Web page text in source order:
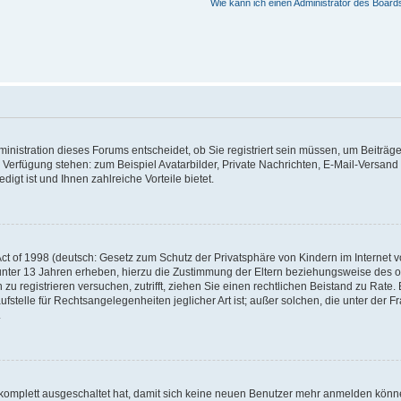
Wie kann ich einen Administrator des
dieses Forums entscheidet, ob Sie registriert sein müssen, um
stehen: zum Beispiel Avatarbilder, Private Nachrichten, E-Mail-
ist und Ihnen zahlreiche Vorteile bietet.
of 1998 (deutsch: Gesetz zum Schutz der Privatsphäre von Kindern im Internet
13 Jahren erheben, hierzu die Zustimmung der Eltern beziehungsweise des
registrieren versuchen, zutrifft, ziehen Sie einen rechtlichen Beistand zu
für Rechtsangelegenheiten jeglicher Art ist; außer solchen, die unter der
ausgeschaltet hat, damit sich keine neuen Benutzer mehr anmelden